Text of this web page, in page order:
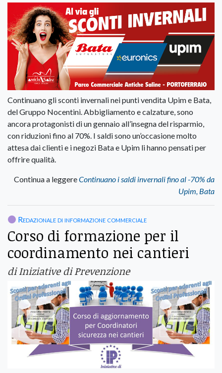
Continuano gli sconti invernali nei punti vendita Upim e Bata,
del Gruppo Nocentini. Abbigliamento e calzature, sono
ancora protagonisti di un gennaio all’insegna del risparmio,
con riduzioni fino al 70%. I saldi sono un’occasione molto
attesa dai clienti e i negozi Bata e Upim li hanno pensati per
offrire qualità.
Continua a leggereContinuano i saldi invernali fino al -70% da
Upim, Bata
Redazionale di informazione commerciale
Corso di formazione per il
coordinamento nei cantieri
di Iniziative di Prevenzione